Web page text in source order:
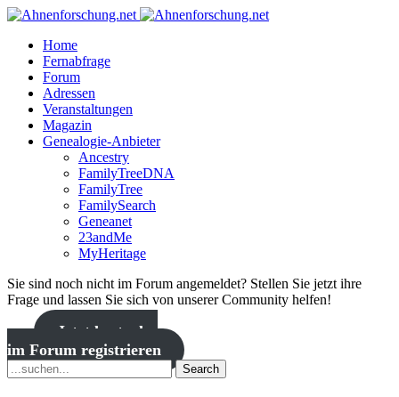
Home
Fernabfrage
Forum
Adressen
Veranstaltungen
Magazin
Genealogie-Anbieter
Ancestry
FamilyTreeDNA
FamilyTree
FamilySearch
Geneanet
23andMe
MyHeritage
Sie sind noch nicht im Forum angemeldet? Stellen Sie jetzt ihre
Frage und lassen Sie sich von unserer Community helfen!
Jetzt kostenlos
im Forum registrieren
Search